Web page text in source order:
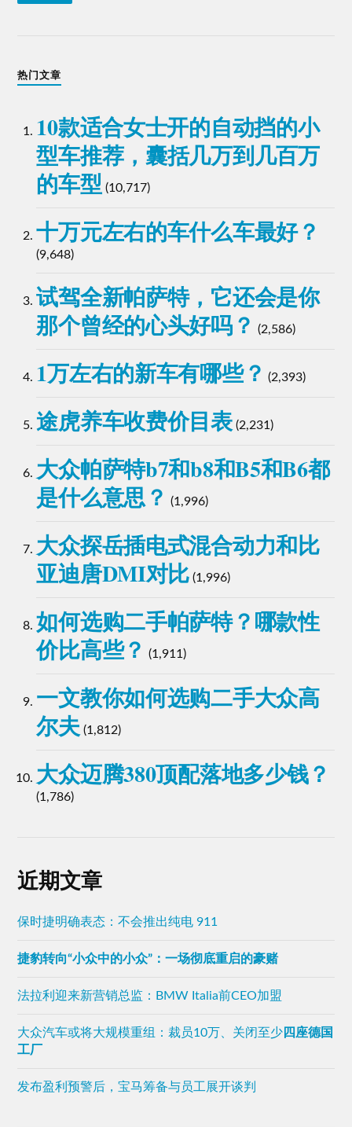
热门文章
10款适合女士开的自动挡的小
型车推荐，囊括几万到几百万
的车型 (10,717)
十万元左右的车什么车最好？
(9,648)
试驾全新帕萨特，它还会是你
那个曾经的心头好吗？
(2,586)
1万左右的新车有哪些？ (2,393)
途虎养车收费价目表 (2,231)
大众帕萨特b7和b8和B5和B6都
是什么意思？
(1,996)
大众探岳插电式混合动力和比
亚迪唐DMI对比 (1,996)
如何选购二手帕萨特？哪款性
价比高些？
(1,911)
一文教你如何选购二手大众高
尔夫 (1,812)
大众迈腾380顶配落地多少钱？
(1,786)
近期文章
保时捷明确表态：不会推出纯电 911
捷豹转向“小众中的小众”：一场彻底重启的豪赌
法拉利迎来新营销总监：BMW Italia前CEO加盟
大众汽车或将大规模重组：裁员10万、关闭至少四座德国
工厂
发布盈利预警后，宝马筹备与员工展开谈判